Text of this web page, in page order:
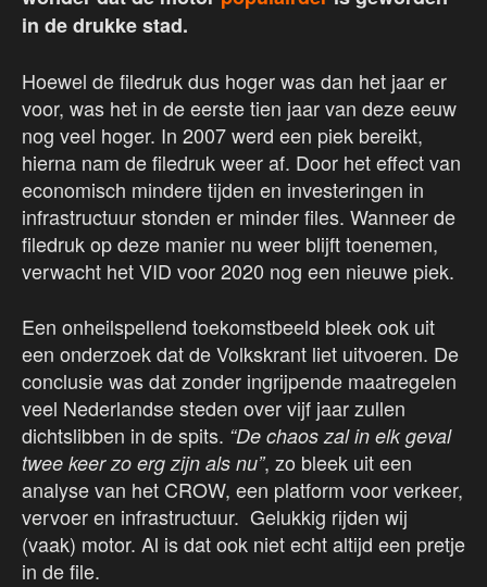
in de drukke stad.
Hoewel de filedruk dus hoger was dan het jaar er
voor, was het in de eerste tien jaar van deze eeuw
nog veel hoger. In 2007 werd een piek bereikt,
hierna nam de filedruk weer af. Door het effect van
economisch mindere tijden en investeringen in
infrastructuur stonden er minder files. Wanneer de
filedruk op deze manier nu weer blijft toenemen,
verwacht het VID voor 2020 nog een nieuwe piek.
Een onheilspellend toekomstbeeld bleek ook uit
een onderzoek dat de Volkskrant liet uitvoeren. De
conclusie was dat zonder ingrijpende maatregelen
veel Nederlandse steden over vijf jaar zullen
dichtslibben in de spits. “De chaos zal in elk geval
twee keer zo erg zijn als nu”, zo bleek uit een
analyse van het CROW, een platform voor verkeer,
vervoer en infrastructuur. Gelukkig rijden wij
(vaak) motor. Al is dat ook niet echt altijd een pretje
in de file.